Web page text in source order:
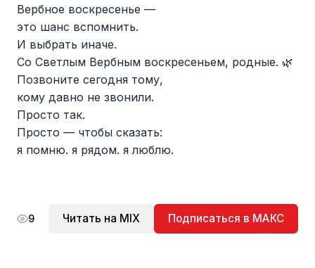
Вербное воскресенье —
это шанс вспомнить.
И выбрать иначе.
Со Светлым Вербным воскресеньем, родные. 🌿
Позвоните сегодня тому,
кому давно не звонили.
Просто так.
Просто — чтобы сказать:
я помню. я рядом. я люблю.
9 Читать на MIX Подписаться в МАКС